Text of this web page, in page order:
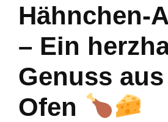
Hähnchen-
– Ein
Genuss
Ofen